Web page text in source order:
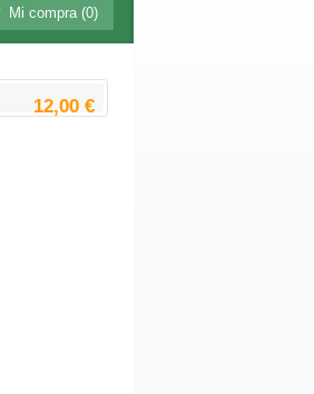
Mi compra (0)
12,00 €